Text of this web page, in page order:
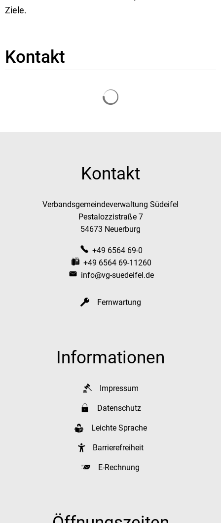
Ziele.
Kontakt
Kontakt
Verbandsgemeindeverwaltung Südeifel
Pestalozzistraße 7
54673 Neuerburg
+49 6564 69-0
+49 6564 69-11260
info@vg-suedeifel.de
Fernwartung
Informationen
Impressum
Datenschutz
Leichte Sprache
Barrierefreiheit
E-Rechnung